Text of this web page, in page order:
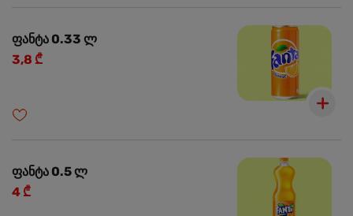
ფანტა 0.33 ლ
3,8 ₾
ფანტა 0.5 ლ
4 ₾